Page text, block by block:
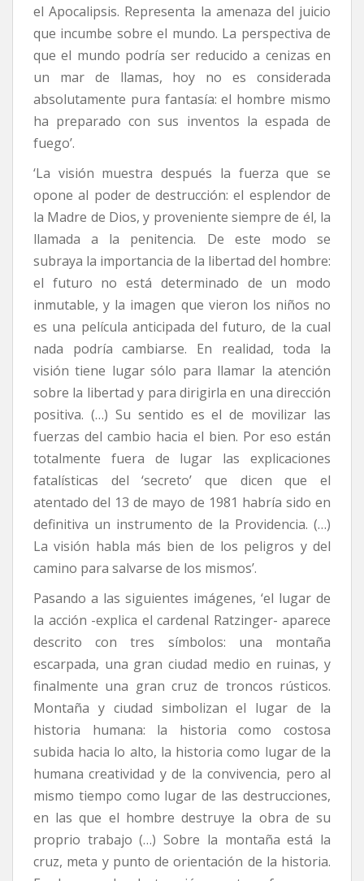
el Apocalipsis. Representa la amenaza del juicio
que incumbe sobre el mundo. La perspectiva de
que el mundo podría ser reducido a cenizas en
un mar de llamas, hoy no es considerada
absolutamente pura fantasía: el hombre mismo
ha preparado con sus inventos la espada de
fuego’.
‘La visión muestra después la fuerza que se
opone al poder de destrucción: el esplendor de
la Madre de Dios, y proveniente siempre de él, la
llamada a la penitencia. De este modo se
subraya la importancia de la libertad del hombre:
el futuro no está determinado de un modo
inmutable, y la imagen que vieron los niños no
es una película anticipada del futuro, de la cual
nada podría cambiarse. En realidad, toda la
visión tiene lugar sólo para llamar la atención
sobre la libertad y para dirigirla en una dirección
positiva. (…) Su sentido es el de movilizar las
fuerzas del cambio hacia el bien. Por eso están
totalmente fuera de lugar las explicaciones
fatalísticas del ‘secreto’ que dicen que el
atentado del 13 de mayo de 1981 habría sido en
definitiva un instrumento de la Providencia. (…)
La visión habla más bien de los peligros y del
camino para salvarse de los mismos’.
Pasando a las siguientes imágenes, ‘el lugar de
la acción -explica el cardenal Ratzinger- aparece
descrito con tres símbolos: una montaña
escarpada, una gran ciudad medio en ruinas, y
finalmente una gran cruz de troncos rústicos.
Montaña y ciudad simbolizan el lugar de la
historia humana: la historia como costosa
subida hacia lo alto, la historia como lugar de la
humana creatividad y de la convivencia, pero al
mismo tiempo como lugar de las destrucciones,
en las que el hombre destruye la obra de su
proprio trabajo (…) Sobre la montaña está la
cruz, meta y punto de orientación de la historia.